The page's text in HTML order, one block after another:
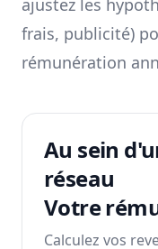
ajustez les
frais, publicité)
rémunération
Au sein
réseau
Votre
Calculez vos